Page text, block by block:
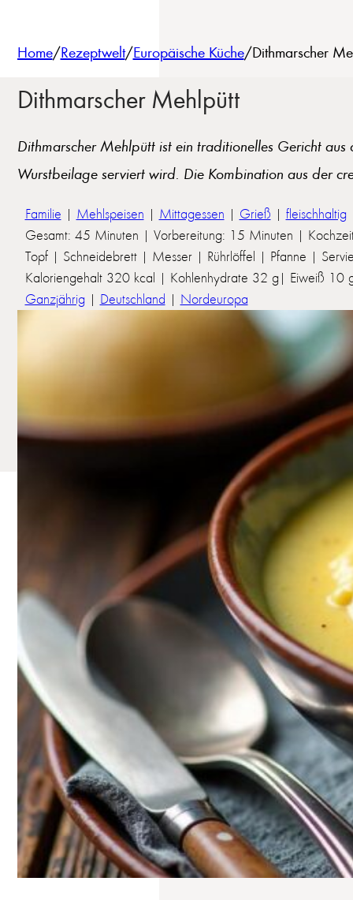
Home/Rezeptwelt/Europäische Küche/Dithmarscher
Dithmarscher Mehlpütt
Dithmarscher Mehlpütt ist ein traditionelles Gericht
Wurstbeilage serviert wird. Die Kombination aus der
Familie | Mehlspeisen | Mittagessen | Grieß | fleischhaltig
Gesamt: 45 Minuten | Vorbereitung: 15 Minuten |
Topf | Schneidebrett | Messer | Rührlöffel | Pfanne |
Kaloriengehalt 320 kcal | Kohlenhydrate 32 g| Eiweiß 10
Ganzjährig | Deutschland | Nordeuropa